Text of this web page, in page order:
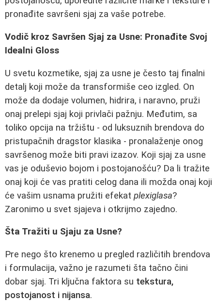
pronađite savršeni sjaj za vaše potrebe.
Vodič kroz Savršen Sjaj za Usne: Pronađite Svoj
Idealni Gloss
U svetu kozmetike, sjaj za usne je često taj finalni
detalj koji može da transformiše ceo izgled. On
može da dodaje volumen, hidrira, i naravno, pruži
onaj prelepi sjaj koji privlači pažnju. Međutim, sa
toliko opcija na tržištu - od luksuznih brendova do
pristupačnih dragstor klasika - pronalaženje onog
savršenog može biti pravi izazov. Koji sjaj za usne
vas je oduševio bojom i postojanošću? Da li tražite
onaj koji će vas pratiti celog dana ili možda onaj koji
će vašim usnama pružiti efekat plexiglasa?
Zaronimo u svet sjajeva i otkrijmo zajedno.
Šta Tražiti u Sjaju za Usne?
Pre nego što krenemo u pregled različitih brendova
i formulacija, važno je razumeti šta tačno čini
dobar sjaj. Tri ključna faktora su tekstura,
postojanost i nijansa.